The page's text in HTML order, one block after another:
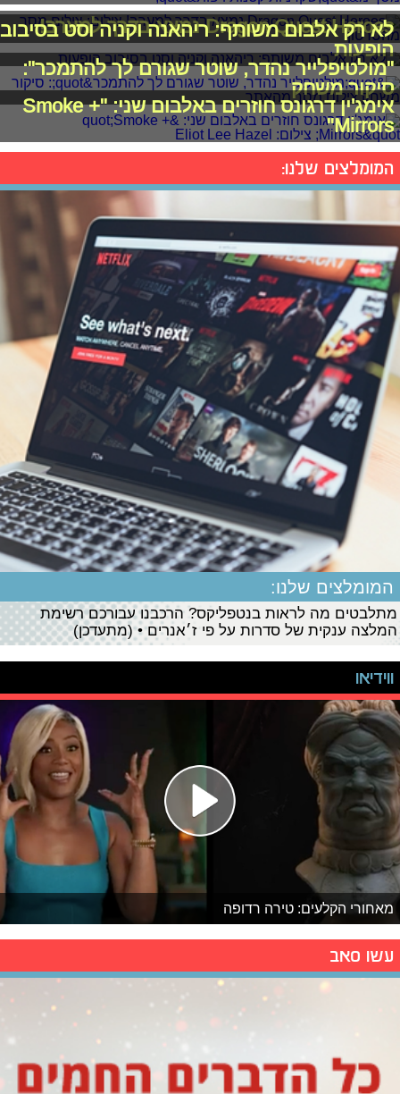
Dragon Quest Heroes נמצא בדרך למערב!
לא רק אלבום משותף: ריהאנה וקניה וסט בסיבוב
הופעות
"מולטיפלייר נהדר, שוטר שגורם לך להתמכר":
סיקור משחק
אימג'ין דרגונס חוזרים באלבום שני: "Smoke +
Mirrors"
המומלצים שלנו:
המומלצים שלנו:
מתלבטים מה לראות בנטפליקס? הרכבנו עבורכם רשימת
המלצה ענקית של סדרות על פי ז׳אנרים • (מתעדכן)
ווידיאו
מאחורי הקלעים: טירה רדופה
עשו סאב